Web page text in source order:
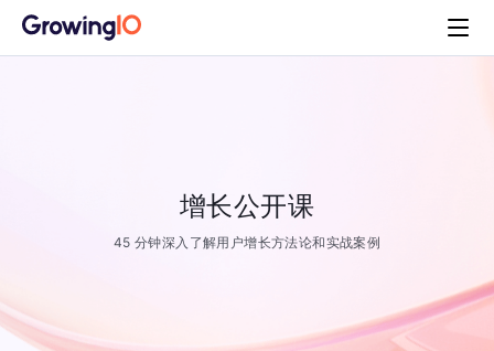
增长公开课
45 分钟深入了解用户增长方法论和实战案例